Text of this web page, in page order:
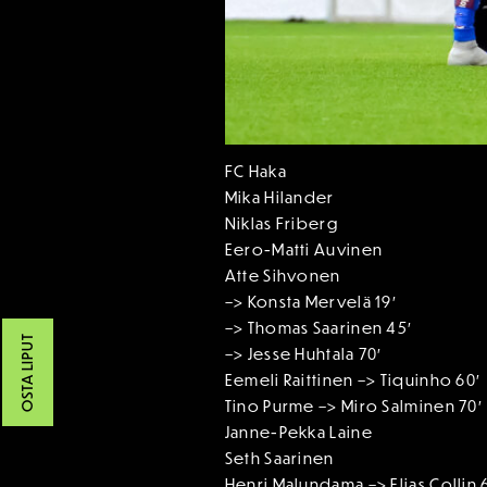
FC Haka
Mika Hilander
Niklas Friberg
Eero-Matti Auvinen
Atte Sihvonen
–> Konsta Mervelä 19′
–> Thomas Saarinen 45′
–> Jesse Huhtala 70′
Eemeli Raittinen –> Tiquinho 60′
Tino Purme –> Miro Salminen 70′
Janne-Pekka Laine
Seth Saarinen
OSTA LIPUT